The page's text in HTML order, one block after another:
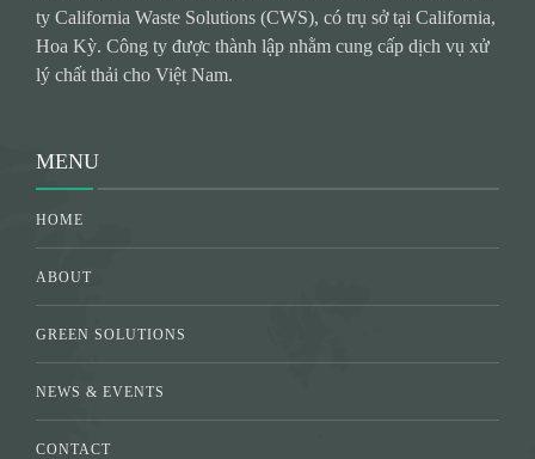
ty California Waste Solutions (CWS), có trụ sở tại California,
Hoa Kỳ. Công ty được thành lập nhằm cung cấp dịch vụ xử
lý chất thải cho Việt Nam.
MENU
HOME
ABOUT
GREEN SOLUTIONS
NEWS & EVENTS
CONTACT